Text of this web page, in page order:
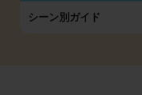
シーン別ガイド